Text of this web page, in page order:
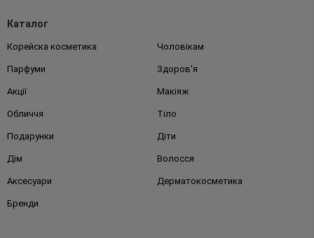
Каталог
Корейска косметика Чоловікам
Парфуми Здоров'я
Акції Макіяж
Обличчя Тіло
Подарунки Діти
Дім Волосся
Аксесуари Дерматокосметика
Бренди